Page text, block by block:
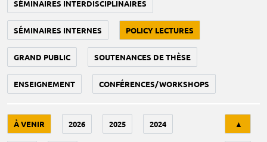
SÉMINAIRES INTERDISCIPLINAIRES
SÉMINAIRES INTERNES POLICY LECTURES
GRAND PUBLIC SOUTENANCES DE THÈSE
ENSEIGNEMENT CONFÉRENCES/WORKSHOPS
À VENIR 2026 2025 2024 ▲